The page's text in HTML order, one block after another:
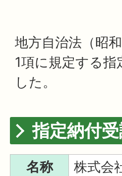
地方自治法（昭
1項に規定する
した。
指定納付
名称
株式会